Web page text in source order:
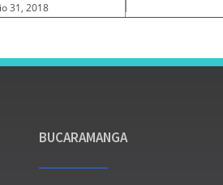
31, 2018
BUCARAMANGA